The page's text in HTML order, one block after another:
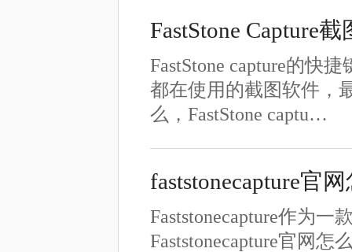
FastStone Capture
FastStone capture的快
都在使用的截图软件，
么，FastStone captu…
faststonecapture官
Faststonecapture作为
Faststonecapture官网